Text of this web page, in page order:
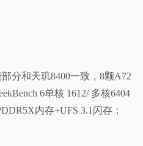
分和天玑8400一致，8颗A72
6单核 1612/ 多核6404
内存+UFS 3.1闪存；